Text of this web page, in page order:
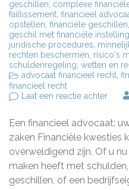
geschillen complexe
faillissement financieel
opstellen financiële geschillen
geschil met financiële instelling
juridische procedures
rechten beschermen risico's
schuldenregeling wetten en
advocaat financieel recht
financieel recht
Laat een reactie achterop
van
een
bij
Een financieel advocaat:
zaken Financiële kwesties
overweldigend zijn. Of u
maken heeft met
geschillen, of een